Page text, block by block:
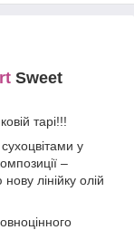
Sweet
тарі!!!
у
–
лінійку олій